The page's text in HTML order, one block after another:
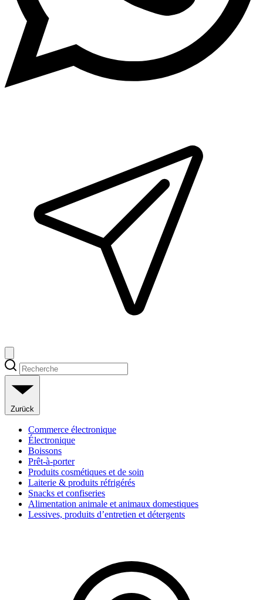
Zurück
Commerce électronique
Électronique
Boissons
Prêt-à-porter
Produits cosmétiques et de soin
Laiterie & produits réfrigérés
Snacks et confiseries
Alimentation animale et animaux domestiques
Lessives, produits d’entretien et détergents